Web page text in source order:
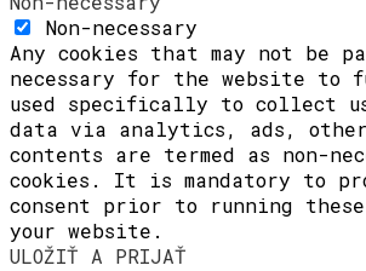
Non-necessary
Any cookies that may not be
necessary for the website to
used specifically to collect
data via analytics, ads, other
contents are termed as non-
cookies. It is mandatory to
consent prior to running these
your website.
ULOŽIŤ A PRIJAŤ